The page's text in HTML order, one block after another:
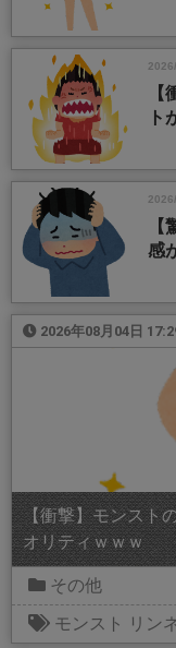
ト
感
2026年08月04日
【衝撃】モンスト
オリティｗｗｗ
その他
モンスト リン